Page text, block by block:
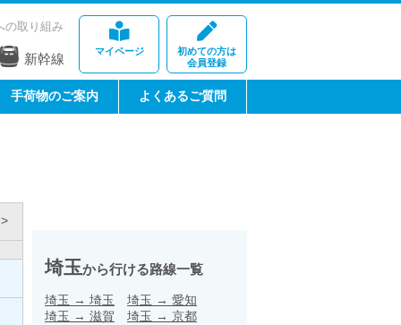
マイページ
初めての方は
会員登録
の取り組み
新幹線
手荷物のご案内 よくあるご質問
埼玉から行ける路線一覧
埼玉 → 埼玉 埼玉 → 愛知
埼玉 → 滋賀 埼玉 → 京都